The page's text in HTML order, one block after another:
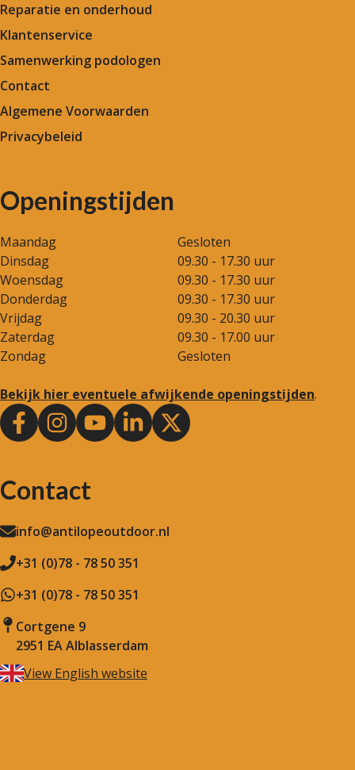
Reparatie en onderhoud
Klantenservice
Samenwerking podologen
Contact
Algemene Voorwaarden
Privacybeleid
Openingstijden
Maandag
Gesloten
Dinsdag
09.30 - 17.30 uur
Woensdag
09.30 - 17.30 uur
Donderdag
09.30 - 17.30 uur
Vrijdag
09.30 - 20.30 uur
Zaterdag
09.30 - 17.00 uur
Zondag
Gesloten
Bekijk hier eventuele afwijkende openingstijden.
Contact
info@antilopeoutdoor.nl
+31 (0)78 - 78 50 351
+31 (0)78 - 78 50 351
Cortgene 9
2951 EA Alblasserdam
View English website